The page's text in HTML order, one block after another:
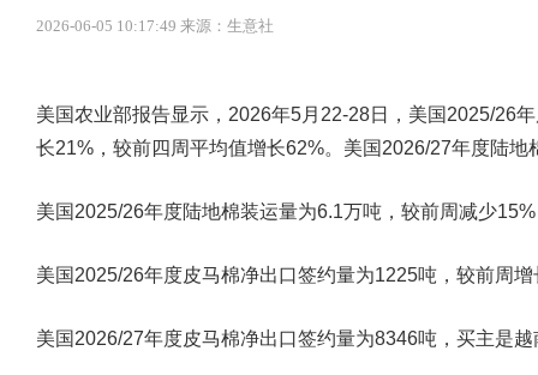
2026-06-05 10:17:49 来源：生意社
美国农业部报告显示，2026年5月22-28日，美国2025/26
长21%，较前四周平均值增长62%。美国2026/27年度陆地
美国2025/26年度陆地棉装运量为6.1万吨，较前周减少
美国2025/26年度皮马棉净出口签约量为1225吨，较前周
美国2026/27年度皮马棉净出口签约量为8346吨，买主是